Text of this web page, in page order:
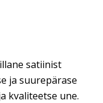
satiinist
ja suurepärase
kvaliteetse une.